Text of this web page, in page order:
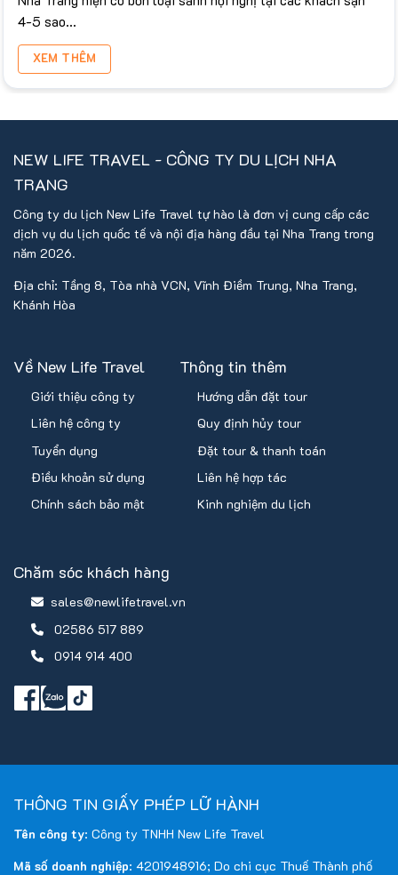
4-5 sao...
XEM THÊM
NEW LIFE TRAVEL - CÔNG TY DU LỊCH NHA
TRANG
Công ty du lịch New Life Travel tự hào là đơn vị cung cấp các
dịch vụ du lịch quốc tế và nội địa hàng đầu tại Nha Trang trong
năm 2026.
Địa chỉ: Tầng 8, Tòa nhà VCN, Vĩnh Điềm Trung, Nha Trang,
Khánh Hòa
Về New Life Travel
Giới thiệu công ty
Liên hệ công ty
Tuyển dụng
Điều khoản sử dụng
Chính sách bảo mật
Thông tin thêm
Hướng dẫn đặt tour
Quy định hủy tour
Đặt tour & thanh toán
Liên hệ hợp tác
Kinh nghiệm du lịch
Chăm sóc khách hàng
sales@newlifetravel.vn
02586 517 889
0914 914 400
THÔNG TIN GIẤY PHÉP LỮ HÀNH
Tên công ty: Công ty TNHH New Life Travel
Mã số doanh nghiệp: 4201948916; Do chi cục Thuế Thành phố